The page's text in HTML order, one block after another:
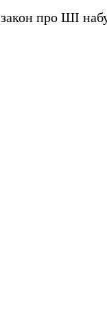
про ШІ